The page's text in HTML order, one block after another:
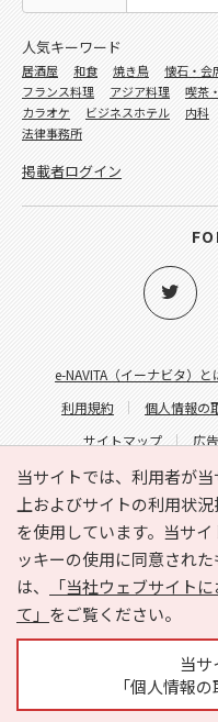
当サイトでは、利用者が
上およびサイトの利用状
を使用しています。当サ
ッキーの使用に同意され
は、
「当社ウェブサイト
て」 をご覧ください。
当サ
「個人情報
e-NAVITA（イーナビタ）と
利用規約
個人情報の
サイトマップ
広
サイトの内
人気キーワード
居酒屋 和食 焼き鳥 懐石・会
フランス料理
アジア料理 喫茶
カラオケ
ビジネスホテル 内科
法律事務所
掲載者ログイン
Copyright ©